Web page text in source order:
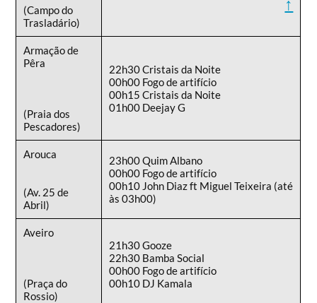
(Campo do
Trasladário)
Armação de
Pêra
(Praia dos
Pescadores)
22h30 Cristais da Noite
00h00 Fogo de artifício
00h15 Cristais da Noite
01h00 Deejay G
Arouca
(Av. 25 de
Abril)
23h00 Quim Albano
00h00 Fogo de artifício
00h10 John Diaz ft Miguel Teixeira (até
às 03h00)
Aveiro
(Praça do
Rossio)
21h30 Gooze
22h30 Bamba Social
00h00 Fogo de artifício
00h10 DJ Kamala